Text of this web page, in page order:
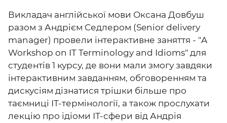
Викладач англійської мови Оксана Довбуш
разом з Андрієм Седлером (Senior delivery
manager) провели інтерактивне заняття - "A
Workshop on IT Terminology and Idioms" для
студентів 1 курсу, де вони мали змогу завдяки
інтерактивним завданням, обговоренням та
дискусіям дізнатися трішки більше про
таємниці ІТ-термінології, а також прослухати
лекцію про ідіоми ІТ-сфери від Андрія